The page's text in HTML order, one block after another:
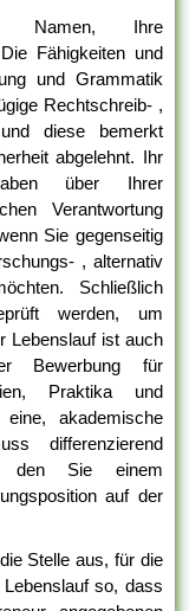
Namen, Ihre
Fähigkeiten und
und Grammatik
Rechtschreib- ,
diese bemerkt
abgelehnt. Ihr
über Ihrer
Verantwortung
Sie gegenseitig
, alternativ
Schließlich
werden, um
Lebenslauf ist auch
Bewerbung für
Praktika und
akademische
differenzierend
den Sie einem
auf der
Stelle aus, für die
so, dass